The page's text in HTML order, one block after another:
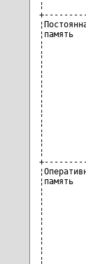
¦
¦
¦
¦
¦
¦
¦
¦
¦
¦
¦
¦
¦
¦
¦
¦
¦
¦
¦
¦
¦